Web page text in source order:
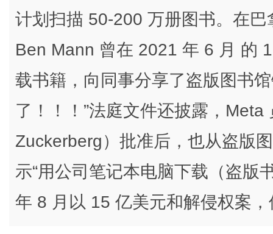
计划扫描 50-200 万册图书。在
Ben Mann 曾在 2021 年 6 月 的
载书籍，向同事分享了盗版图书
了！！！”法庭文件还披露，
Zuckerberg）批准后，也从盗版
示“用公司笔记本电脑下载（盗版
年 8 月以 15 亿美元和解侵权案